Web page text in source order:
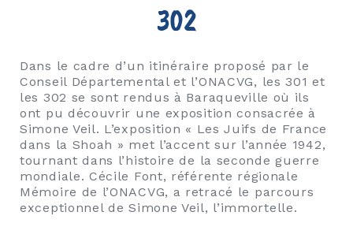
EXPAND
EXPAND
302
Dans le cadre d’un itinéraire proposé par le
Conseil Départemental et l’ONACVG, les 301 et
les 302 se sont rendus à Baraqueville où ils
ont pu découvrir une exposition consacrée à
Simone Veil. L’exposition « Les Juifs de France
dans la Shoah » met l’accent sur l’année 1942,
tournant dans l’histoire de la seconde guerre
mondiale. Cécile Font, référente régionale
Mémoire de l’ONACVG, a retracé le parcours
exceptionnel de Simone Veil, l’immortelle.